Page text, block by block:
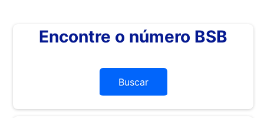
Encontre o número BSB
Buscar